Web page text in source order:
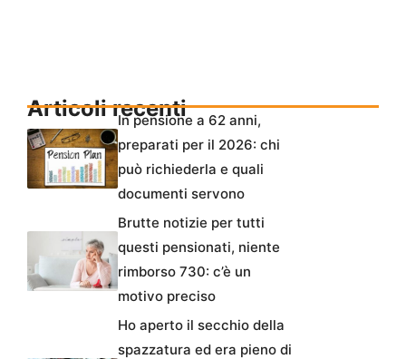
Articoli recentiIn pensione a 62 anni,
preparati per il 2026: chi
può richiederla e quali
documenti servono
Brutte notizie per tutti
questi pensionati, niente
rimborso 730: c’è un
motivo preciso
Ho aperto il secchio della
spazzatura ed era pieno di